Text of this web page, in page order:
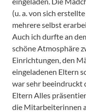
(u. a. von sich
mehrere selbst
Auch ich durfte an
schöne Atmosphäre
Einrichtungen, den
eingeladenen Eltern
war sehr beeindruckt
Eltern Alles
die Mitarbeiterinnen